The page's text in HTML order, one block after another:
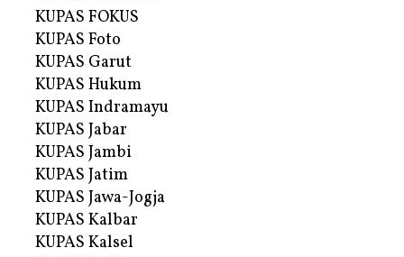
KUPAS FOKUS
KUPAS Foto
KUPAS Garut
KUPAS Hukum
KUPAS Indramayu
KUPAS Jabar
KUPAS Jambi
KUPAS Jatim
KUPAS Jawa-Jogja
KUPAS Kalbar
KUPAS Kalsel